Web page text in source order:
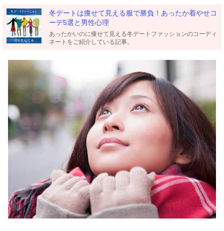
冬デートは痩せて見える服で勝負！あったか着やせコ
ーデ5選と男性心理
あったかいのに痩せて見える冬デートファッションのコーディ
ネートをご紹介している記事。